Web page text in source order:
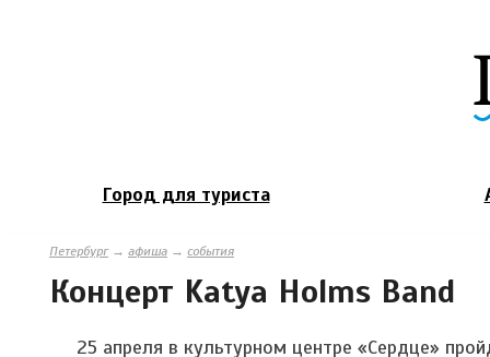
Город для туриста
Петербург→ афиша → события
Концерт Katya Holms Band
25 апреля в культурном центре «Сердце»